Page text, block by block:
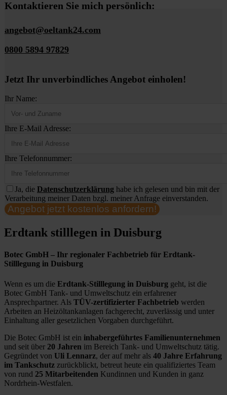
Kontaktieren Sie mich persönlich:
angebot@oeltank24.com
0800 5894 97829
Jetzt Ihr unverbindliches Angebot einholen!
Ihr Name:
Ihre E-Mail Adresse:
Ihre Telefonnummer:
Ja, die Datenschutzerklärung habe ich gelesen und bin mit der
Verarbeitung meiner Daten bzgl. meiner Anfrage einverstanden.
Angebot jetzt kostenlos anfordern!
Erdtank stilllegen in Duisburg
Botec GmbH – Ihr regionaler Fachbetrieb für Erdtank-
Stilllegung in Duisburg
Wenn es um die Erdtank-Stilllegung in Duisburg geht, ist die
Botec GmbH Tank- und Umweltschutz ein erfahrener
Ansprechpartner. Als TÜV-zertifizierter Fachbetrieb werden
Arbeiten an Heizöltankanlagen fachgerecht, zuverlässig und unter
Einhaltung aller gesetzlichen Vorgaben durchgeführt.
Die Botec GmbH ist ein inhabergeführtes Familienunternehmen
und seit über 20 Jahren im Bereich Tank- und Umweltschutz tätig.
Gegründet von Uli Lennarz, der auf mehr als 40 Jahre Erfahrung
im Tankschutz zurückblickt, betreut heute ein qualifiziertes Team
von rund 25 Mitarbeitenden Kundinnen und Kunden in ganz
Nordrhein-Westfalen.